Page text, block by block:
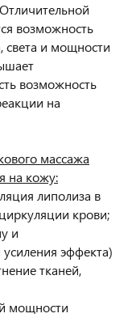
возможность
света и мощности
возможность
на
массажа
на кожу:
липолиза в
крови;
и
эффекта)
тканей,
мощности